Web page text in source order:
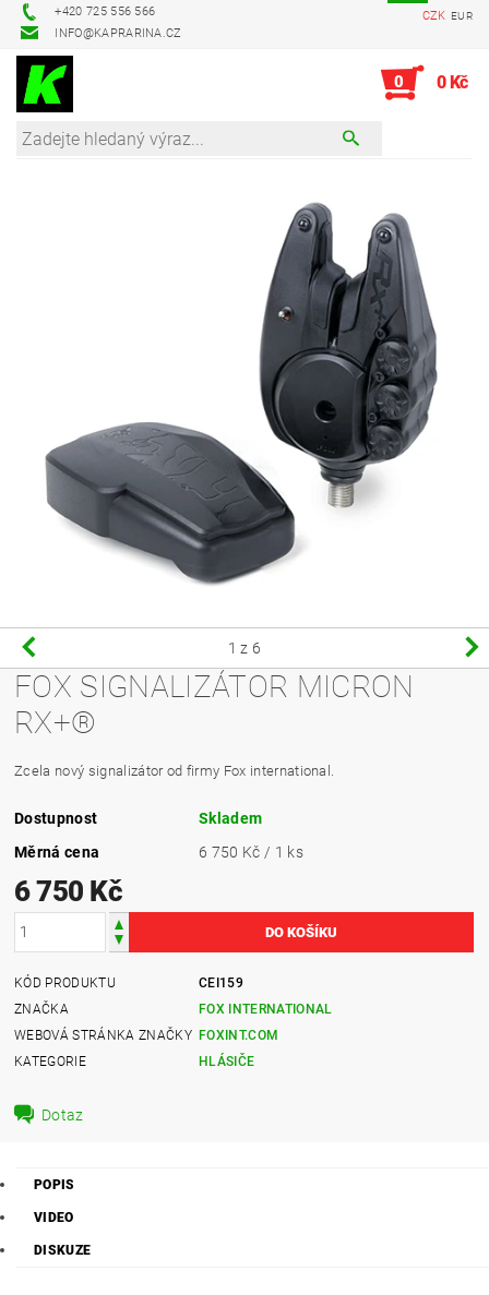
+420 725 556 566
INFO@KAPRARINA.CZ
CZK EUR
0 0 Kč
1 z 6
FOX SIGNALIZÁTOR MICRON
RX+®
Zcela nový signalizátor od firmy Fox international.
Dostupnost
Skladem
Měrná cena
6 750 Kč / 1 ks
6 750 Kč
KÓD PRODUKTU
CEI159
ZNAČKA
FOX INTERNATIONAL
WEBOVÁ STRÁNKA ZNAČKY FOXINT.COM
KATEGORIE
HLÁSIČE
Dotaz
POPIS
VIDEO
DISKUZE